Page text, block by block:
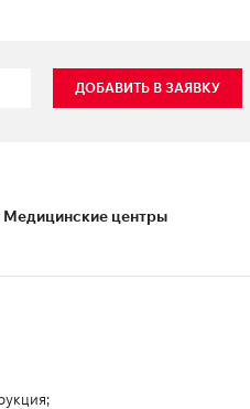
ДОБАВИТЬ В ЗАЯВКУ
центры